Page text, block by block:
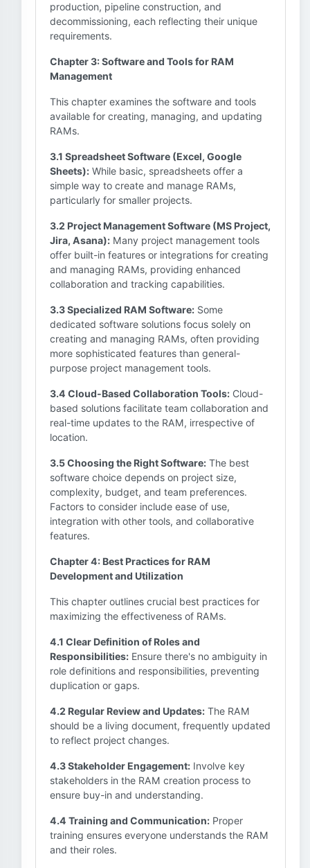
production, pipeline construction, and
decommissioning, each reflecting their unique
requirements.
Chapter 3: Software and Tools for RAM
Management
This chapter examines the software and tools
available for creating, managing, and updating
RAMs.
3.1 Spreadsheet Software (Excel, Google
Sheets): While basic, spreadsheets offer a
simple way to create and manage RAMs,
particularly for smaller projects.
3.2 Project Management Software (MS Project,
Jira, Asana): Many project management tools
offer built-in features or integrations for creating
and managing RAMs, providing enhanced
collaboration and tracking capabilities.
3.3 Specialized RAM Software: Some
dedicated software solutions focus solely on
creating and managing RAMs, often providing
more sophisticated features than general-
purpose project management tools.
3.4 Cloud-Based Collaboration Tools: Cloud-
based solutions facilitate team collaboration and
real-time updates to the RAM, irrespective of
location.
3.5 Choosing the Right Software: The best
software choice depends on project size,
complexity, budget, and team preferences.
Factors to consider include ease of use,
integration with other tools, and collaborative
features.
Chapter 4: Best Practices for RAM
Development and Utilization
This chapter outlines crucial best practices for
maximizing the effectiveness of RAMs.
4.1 Clear Definition of Roles and
Responsibilities: Ensure there's no ambiguity in
role definitions and responsibilities, preventing
duplication or gaps.
4.2 Regular Review and Updates: The RAM
should be a living document, frequently updated
to reflect project changes.
4.3 Stakeholder Engagement: Involve key
stakeholders in the RAM creation process to
ensure buy-in and understanding.
4.4 Training and Communication: Proper
training ensures everyone understands the RAM
and their roles.